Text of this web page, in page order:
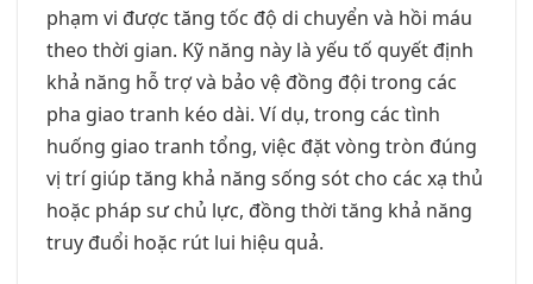
phạm vi được tăng tốc độ di chuyển và hồi máu
theo thời gian. Kỹ năng này là yếu tố quyết định
khả năng hỗ trợ và bảo vệ đồng đội trong các
pha giao tranh kéo dài. Ví dụ, trong các tình
huống giao tranh tổng, việc đặt vòng tròn đúng
vị trí giúp tăng khả năng sống sót cho các xạ thủ
hoặc pháp sư chủ lực, đồng thời tăng khả năng
truy đuổi hoặc rút lui hiệu quả.